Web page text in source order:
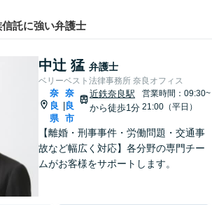
託に強い弁護士
中辻 猛 弁護士
ベリーベスト法律事務所 奈良オフィス
奈
良
県
奈
良
市
近鉄奈良駅
から徒歩1分
営業時間：09:30~
21:00（平日）
【離婚・刑事事件・労働問題・交通事
故など幅広く対応】各分野の専門チー
ムがお客様をサポートします。